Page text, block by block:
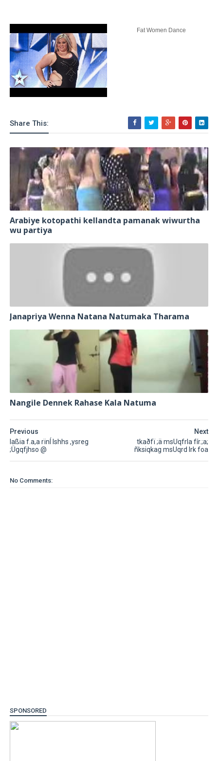
Fat Women Dance
Share This:
Arabiye kotopathi kellandta pamanak wiwurtha
wu partiya
Janapriya Wenna Natana Natumaka Tharama
Nangile Dennek Rahase Kala Natuma
Next
tkaðfï ;ä msUqfrla fír.;a;
ñksiqkag msUqrd lrk foa
Previous
laßia f.a,a rïnÍ lshhs ,ysreg
;Ügqfjhso @
No Comments:
SPONSORED